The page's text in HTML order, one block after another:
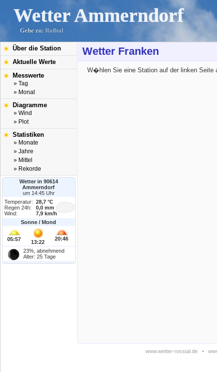
Wetter Ammerndorf
Gehe zu: Roßtal
Über die Station
Aktuelle Werte
Messwerte
» Tag
» Monat
Diagramme
» Wind
» Plot
Statistiken
» Monate
» Jahre
» Mittel
» Rekorde
Wetter in 90614
Ammerndorf
um 14:45 Uhr
Temperatur:
28,7 °C
Regen 24h:
0,0 mm
Wind:
7,9 km/h
Sonne / Mond
05:57 13:22
20:46
23%, abnehmend
Alter: 25 Tage
Wetter Franken
W�hlen Sie eine Station auf der linken Seite
www.wetter-rosstal.de •